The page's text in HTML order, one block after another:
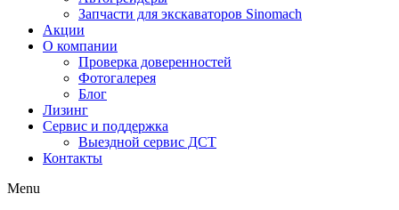
Запчасти для экскаваторов Sinomach
Акции
О компании
Проверка доверенностей
Фотогалерея
Блог
Лизинг
Сервис и поддержка
Выездной сервис ДСТ
Контакты
Menu